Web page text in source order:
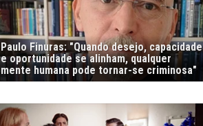
Paulo Finuras: "Quando desejo, capacidade
e oportunidade se alinham, qualquer
mente humana pode tornar-se criminosa"